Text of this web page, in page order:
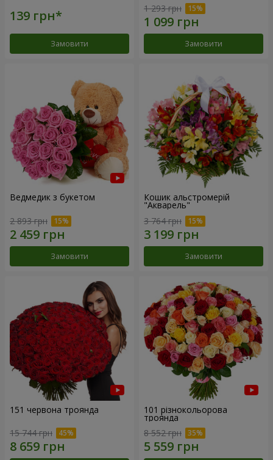
Замовити
1 293 грн
Замовити
Ведмедик з букетом
2 893 грн
Замовити
Кошик альстромерій
"Акварель"
3 764 грн
Замовити
151 червона троянда
15 744 грн
101 різнокольорова
троянда
8 552 грн